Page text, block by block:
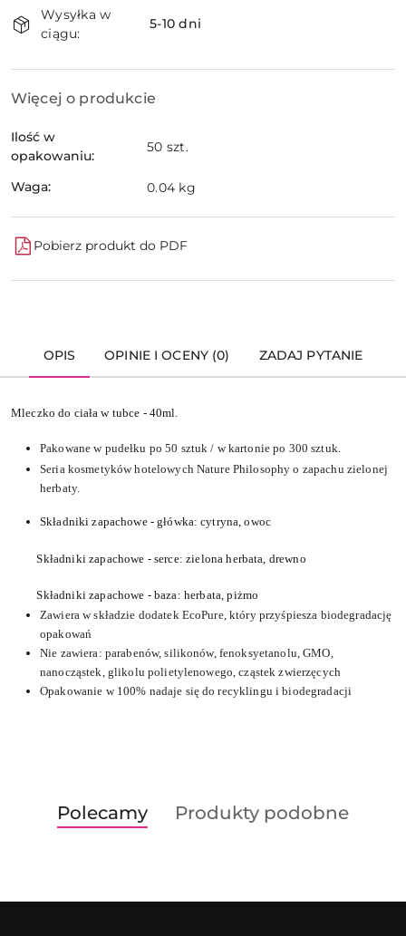
i
dostawa
Wysyłka w
ciągu:
5-10 dni
Więcej o produkcie
Ilość w
opakowaniu:
50 szt.
Waga: 0.04 kg
Pobierz produkt do PDF
OPIS OPINIE I OCENY (0) ZADAJ PYTANIE
Mleczko do ciała w tubce - 40ml.
Pakowane w pudełku po 50 sztuk / w kartonie po 300 sztuk.
Seria kosmetyków hotelowych Nature Philosophy o zapachu zielonej
herbaty.
Składniki zapachowe - główka: cytryna, owoc
Składniki zapachowe - serce: zielona herbata, drewno
Składniki zapachowe - baza: herbata, piżmo
Zawiera w składzie dodatek EcoPure, który przyśpiesza biodegradację
opakowań
Nie zawiera: parabenów, silikonów, fenoksyetanolu, GMO,
nanocząstek, glikolu polietylenowego, cząstek zwierzęcych
Opakowanie w 100% nadaje się do recyklingu i biodegradacji
Pomiń karuzelę produktów
Produkty
o
Polecamy
Produkty
Produkty podobne